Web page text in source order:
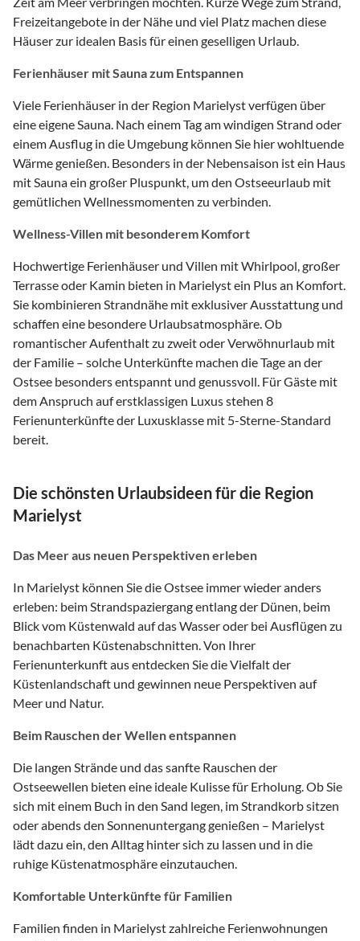
Freizeitangebote in der Nähe und viel Platz machen diese
Häuser zur idealen Basis für einen geselligen Urlaub.
Ferienhäuser mit Sauna zum Entspannen
Viele Ferienhäuser in der Region Marielyst verfügen über
eine eigene Sauna. Nach einem Tag am windigen Strand oder
einem Ausflug in die Umgebung können Sie hier wohltuende
Wärme genießen. Besonders in der Nebensaison ist ein Haus
mit Sauna ein großer Pluspunkt, um den Ostseeurlaub mit
gemütlichen Wellnessmomenten zu verbinden.
Wellness-Villen mit besonderem Komfort
Hochwertige Ferienhäuser und Villen mit Whirlpool, großer
Terrasse oder Kamin bieten in Marielyst ein Plus an Komfort.
Sie kombinieren Strandnähe mit exklusiver Ausstattung und
schaffen eine besondere Urlaubsatmosphäre. Ob
romantischer Aufenthalt zu zweit oder Verwöhnurlaub mit
der Familie – solche Unterkünfte machen die Tage an der
Ostsee besonders entspannt und genussvoll. Für Gäste mit
dem Anspruch auf erstklassigen Luxus stehen 8
Ferienunterkünfte der Luxusklasse mit 5-Sterne-Standard
bereit.
Die schönsten Urlaubsideen für die Region
Marielyst
Das Meer aus neuen Perspektiven erleben
In Marielyst können Sie die Ostsee immer wieder anders
erleben: beim Strandspaziergang entlang der Dünen, beim
Blick vom Küstenwald auf das Wasser oder bei Ausflügen zu
benachbarten Küstenabschnitten. Von Ihrer
Ferienunterkunft aus entdecken Sie die Vielfalt der
Küstenlandschaft und gewinnen neue Perspektiven auf
Meer und Natur.
Beim Rauschen der Wellen entspannen
Die langen Strände und das sanfte Rauschen der
Ostseewellen bieten eine ideale Kulisse für Erholung. Ob Sie
sich mit einem Buch in den Sand legen, im Strandkorb sitzen
oder abends den Sonnenuntergang genießen – Marielyst
lädt dazu ein, den Alltag hinter sich zu lassen und in die
ruhige Küstenatmosphäre einzutauchen.
Komfortable Unterkünfte für Familien
Familien finden in Marielyst zahlreiche Ferienwohnungen